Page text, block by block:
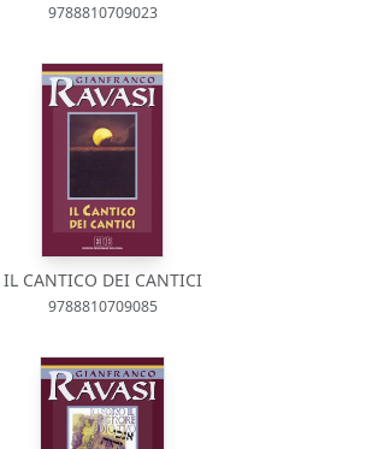
9788810709023
IL CANTICO DEI CANTICI
9788810709085